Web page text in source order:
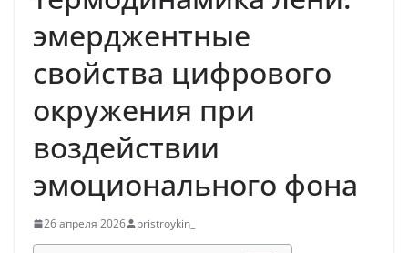
эмерджентные
свойства цифрового
окружения при
воздействии
эмоционального фона
26 апреля 2026 pristroykin_